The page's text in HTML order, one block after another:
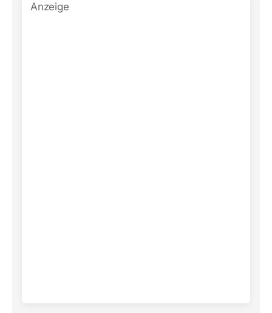
Anzeige